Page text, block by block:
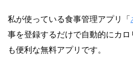
私が使っている食事管理アプリ「
事を登録するだけで自動的にカ
も便利な無料アプリです。